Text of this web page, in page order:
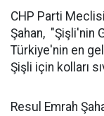
CHP Parti
Şahan, "Şişli'nin
Türkiye'nin en
Şişli için kolları
Resul Emrah